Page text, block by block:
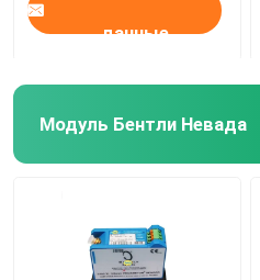
данные
Модуль Бентли Невада